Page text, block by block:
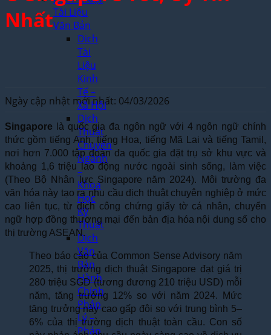
Tài Liệu
Văn Bản
Dịch
Tài
Liệu
Kinh
Tế –
Xã Hội
Dịch
Thuật
Chuyên
Ngành
–
Khoa
Học
Kỹ
Thuật
Dịch
Văn
Bản
Hành
Chính
Pháp
Lý –
Pháp
Nhất
Ngày cập nhật mới nhất: 04/03/2026
Singapore là quốc gia đa ngôn ngữ với 4 ngôn ngữ chính
thức gồm tiếng Anh, tiếng Hoa, tiếng Mã Lai và tiếng Tamil,
nơi hơn 7.000 tập đoàn đa quốc gia đặt trụ sở khu vực và
khoảng 1,6 triệu lao động nước ngoài sinh sống, làm việc
(Theo Bộ Nhân lực Singapore năm 2024). Môi trường đa
văn hóa này tạo ra nhu cầu dịch thuật chuyên nghiệp ở mức
cao liên tục, từ dịch công chứng giấy tờ cá nhân, chuyển
ngữ hợp đồng thương mại đến bản địa hóa nội dung số cho
thị trường ASEAN.
Theo báo cáo của Common Sense Advisory năm
2025, thị trường dịch thuật Singapore đạt giá trị
280 triệu SGD (tương đương 210 triệu USD) mỗi
năm, tăng trưởng 12% so với năm 2024. Mức
tăng trưởng này cao gấp đôi so với trung bình 5–
6% của thị trường dịch thuật toàn cầu. Con số